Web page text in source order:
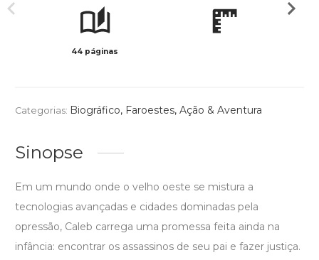
44 páginas
Categorias: Biográfico, Faroestes, Ação & Aventura
Sinopse
Em um mundo onde o velho oeste se mistura a
tecnologias avançadas e cidades dominadas pela
opressão, Caleb carrega uma promessa feita ainda na
infância: encontrar os assassinos de seu pai e fazer justiça.